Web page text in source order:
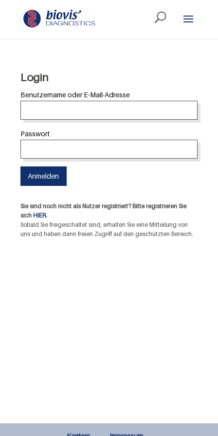
Login
Benutzername oder E-Mail-Adresse
Passwort
Sie sind noch nicht als Nutzer registriert? Bitte registrieren Sie
sich HIER.
Sobald Sie freigeschaltet sind, erhalten Sie eine Mitteilung von
uns und haben dann freien Zugriff auf den geschützten Bereich.